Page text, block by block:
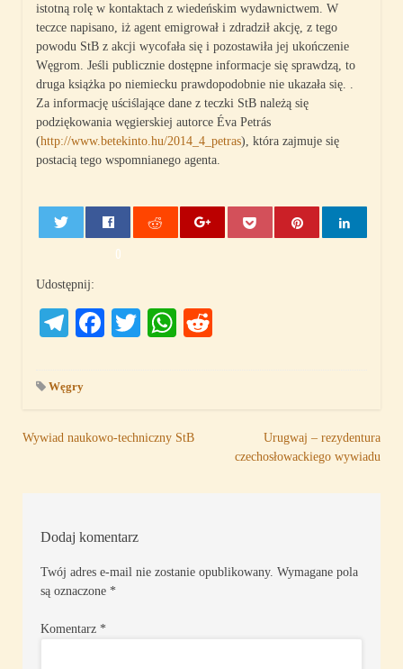
istotną rolę w kontaktach z wiedeńskim wydawnictwem. W
teczce napisano, iż agent emigrował i zdradził akcję, z tego
powodu StB z akcji wycofała się i pozostawiła jej ukończenie
Węgrom. Jeśli publicznie dostępne informacje się sprawdzą, to
druga książka po niemiecku prawdopodobnie nie ukazała się. .
Za informację uściślające dane z teczki StB należą się
podziękowania węgierskiej autorce Éva Petrás
(http://www.betekinto.hu/2014_4_petras), która zajmuje się
postacią tego wspomnianego agenta.
0
Udostępnij:
Telegram
Facebook
TwitterWhatsApp
Węgry
Nawigacja
Wywiad naukowo-techniczny StB
Urugwaj – rezydentura
czechosłowackiego wywiadu
Dodaj komentarz
Twój adres e-mail nie zostanie opublikowany. Wymagane pola
są oznaczone *
Komentarz *